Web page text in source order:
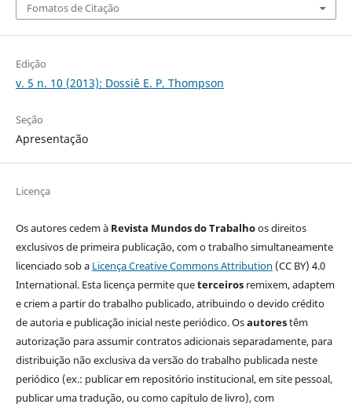
Fomatos de Citação
Edição
v. 5 n. 10 (2013): Dossiê E. P. Thompson
Seção
Apresentação
Licença
Os autores cedem à Revista Mundos do Trabalhoos direitos
exclusivos de primeira publicação, com o trabalho simultaneamente
licenciado sob a Licença Creative Commons Attribution (CC BY) 4.0
International. Esta licença permite queterceirosremixem, adaptem
e criem a partir do trabalho publicado, atribuindo o devido crédito
de autoria e publicação inicial neste periódico. Osautorestêm
autorização para assumir contratos adicionais separadamente, para
distribuição não exclusiva da versão do trabalho publicada neste
periódico (ex.: publicar em repositório institucional, em site pessoal,
publicar uma tradução, ou como capítulo de livro), com